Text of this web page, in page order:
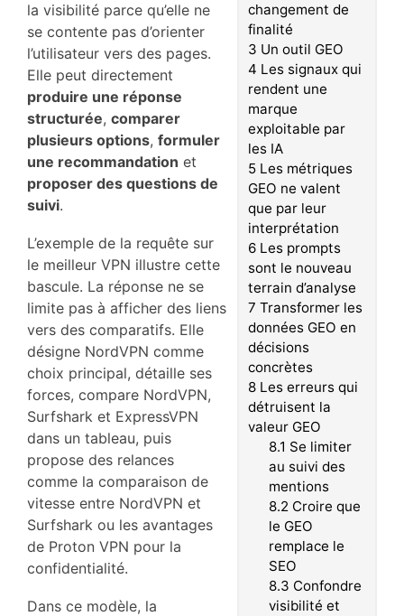
changement de
finalité
3 Un outil GEO
4 Les signaux qui
rendent une
marque
exploitable par
les IA
5 Les métriques
GEO ne valent
que par leur
interprétation
6 Les prompts
sont le nouveau
terrain d’analyse
7 Transformer les
données GEO en
décisions
concrètes
8 Les erreurs qui
détruisent la
valeur GEO
8.1 Se limiter
au suivi des
mentions
8.2 Croire que
le GEO
remplace le
SEO
8.3 Confondre
visibilité et
la visibilité parce qu’elle ne
se contente pas d’orienter
l’utilisateur vers des pages.
Elle peut directement
produire une réponse
structurée, comparer
plusieurs options, formuler
une recommandation et
proposer des questions de
suivi.
L’exemple de la requête sur
le meilleur VPN illustre cette
bascule. La réponse ne se
limite pas à afficher des liens
vers des comparatifs. Elle
désigne NordVPN comme
choix principal, détaille ses
forces, compare NordVPN,
Surfshark et ExpressVPN
dans un tableau, puis
propose des relances
comme la comparaison de
vitesse entre NordVPN et
Surfshark ou les avantages
de Proton VPN pour la
confidentialité.
Dans ce modèle, la